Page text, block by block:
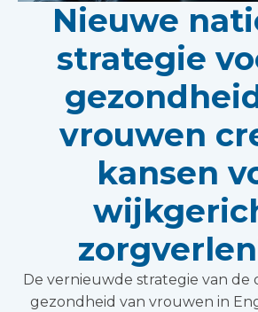
Nieuwe
strategie
vrouwen
kansen
De vernieuwde strategie van de
gezondheid van vrouwen in